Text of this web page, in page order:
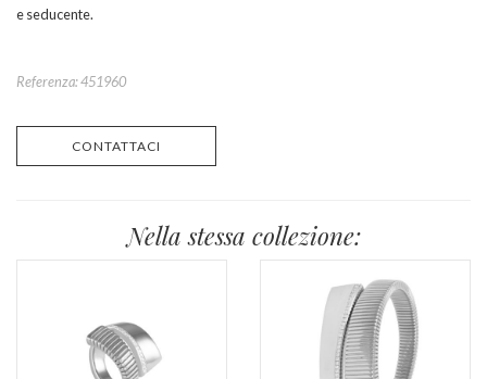
e seducente.
Referenza: 451960
CONTATTACI
Nella stessa collezione: